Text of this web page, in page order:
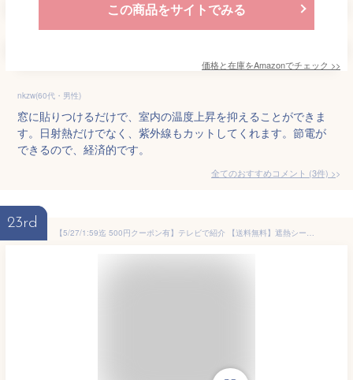
この商品をサイトでみる
価格と在庫をAmazonでチェック >>
nkzw(60代・男性)
窓に貼りつけるだけで、室内の温度上昇を抑えることができま
す。日射熱だけでなく、紫外線もカットしてくれます。節電が
できるので、経済的です。
全てのおすすめコメント (3件) >
23rd
【5/27/1:59迄 500円クーポン有】テレビで紹介 【送料無料】遮熱シート 窓 遮熱クールアップ ≪100×200cm 2枚組≫ セキスイ【正規販売店】SEKISUI 遮熱クールネット 遮光シート 窓 遮熱フィルム 積水 200 シェード 遮光ネット スクリーン 中から外が見える 網戸 ペット masa